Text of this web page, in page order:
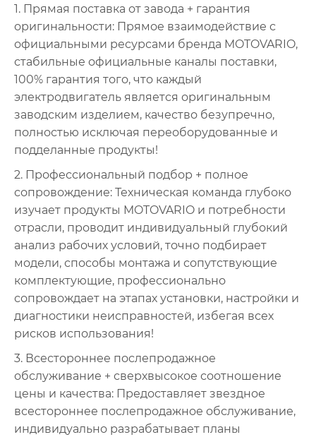
1. Прямая поставка от завода + гарантия
оригинальности: Прямое взаимодействие с
официальными ресурсами бренда MOTOVARIO,
стабильные официальные каналы поставки,
100% гарантия того, что каждый
электродвигатель является оригинальным
заводским изделием, качество безупречно,
полностью исключая переоборудованные и
подделанные продукты!
2. Профессиональный подбор + полное
сопровождение: Техническая команда глубоко
изучает продукты MOTOVARIO и потребности
отрасли, проводит индивидуальный глубокий
анализ рабочих условий, точно подбирает
модели, способы монтажа и сопутствующие
комплектующие, профессионально
сопровождает на этапах установки, настройки и
диагностики неисправностей, избегая всех
рисков использования!
3. Всестороннее послепродажное
обслуживание + сверхвысокое соотношение
цены и качества: Предоставляет звездное
всестороннее послепродажное обслуживание,
индивидуально разрабатывает планы